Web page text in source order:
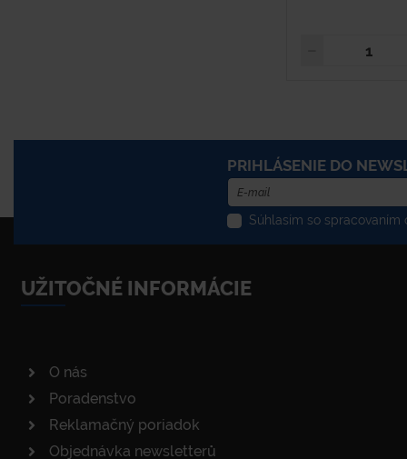
PRIHLÁSENIE DO
Súhlasím so
UŽITOČNÉ INFORMÁCIE
O nás
Poradenstvo
Reklamačný poriadok
Objednávka newsletterů